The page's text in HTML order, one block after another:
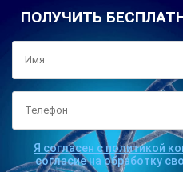
ПОЛУЧИТЬ
Я согласен с политикой
согласие на обработку